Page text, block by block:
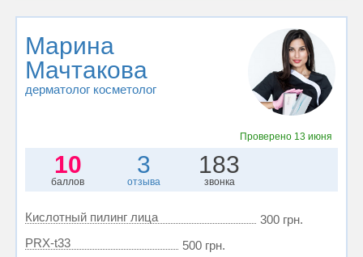
Марина
Мачтакова
дерматолог косметолог
Проверено 13 июня
10
баллов
3
отзыва
183
звонка
Кислотный пилинг лица
300 грн.
PRX-t33
500 грн.